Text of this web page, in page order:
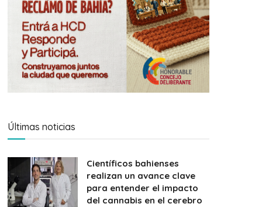
Últimas noticias
Científicos bahienses
realizan un avance clave
para entender el impacto
del cannabis en el cerebro